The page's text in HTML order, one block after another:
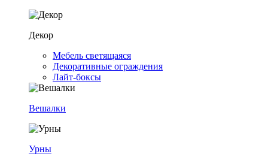
Декор
Мебель светящаяся
Декоративные ограждения
Лайт-боксы
Вешалки
Урны